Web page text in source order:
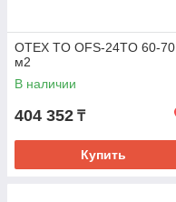
OTEX TO OFS-24TO 60-70
м2
В наличии
404 352 ₸
Купить